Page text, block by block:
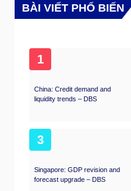
BÀI VIẾT PHỔ BIẾN
1
China: Credit demand and
liquidity trends – DBS
3
Singapore: GDP revision and
forecast upgrade – DBS